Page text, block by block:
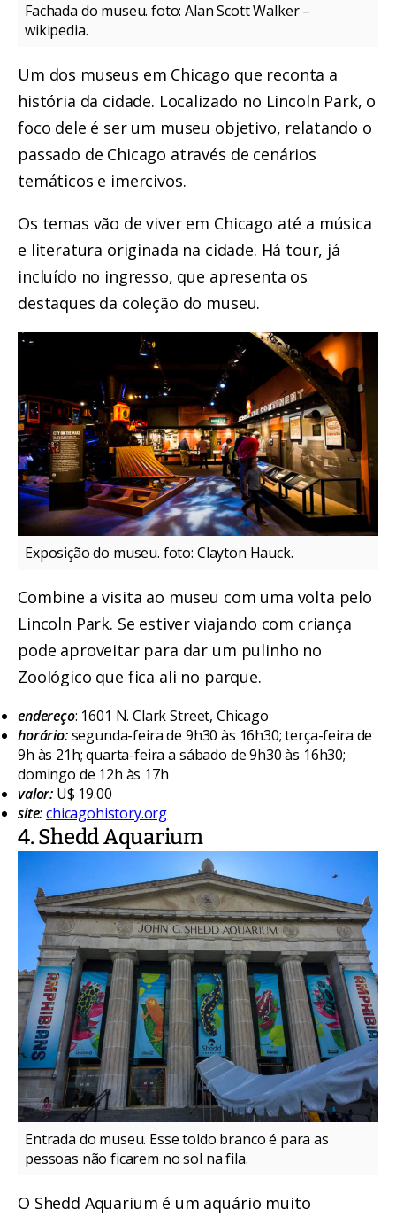
Fachada do museu. foto: Alan Scott Walker –
wikipedia.
Um dos museus em Chicago que reconta a
história da cidade. Localizado no Lincoln Park, o
foco dele é ser um museu objetivo, relatando o
passado de Chicago através de cenários
temáticos e imercivos.
Os temas vão de viver em Chicago até a música
e literatura originada na cidade. Há tour, já
incluído no ingresso, que apresenta os
destaques da coleção do museu.
Exposição do museu. foto: Clayton Hauck.
Combine a visita ao museu com uma volta pelo
Lincoln Park. Se estiver viajando com criança
pode aproveitar para dar um pulinho no
Zoológico que fica ali no parque.
endereço: 1601 N. Clark Street, Chicago
horário:segunda-feira de 9h30 às 16h30; terça-feira de
9h às 21h; quarta-feira a sábado de 9h30 às 16h30;
domingo de 12h às 17h
valor: U$ 19.00
site:chicagohistory.org
4. Shedd Aquarium
Entrada do museu. Esse toldo branco é para as
pessoas não ficarem no sol na fila.
O Shedd Aquarium é um aquário muito